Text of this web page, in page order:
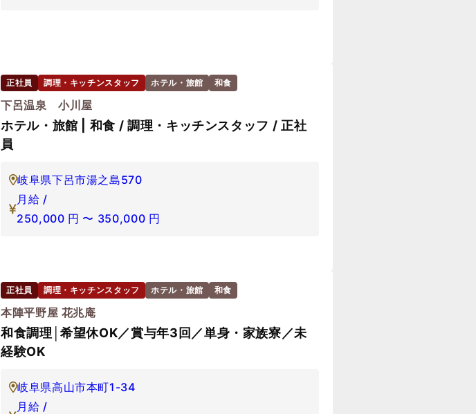
正社員 調理・キッチンスタッフ ホテル・旅館 和食
下呂温泉 小川屋
ホテル・旅館 | 和食 / 調理・キッチンスタッフ / 正社
員
岐阜県下呂市湯之島570
月給 /
250,000 円 〜 350,000 円
正社員 調理・キッチンスタッフ ホテル・旅館 和食
本陣平野屋 花兆庵
和食調理│希望休OK／賞与年3回／単身・家族寮／未
経験OK
岐阜県高山市本町1-34
月給 /